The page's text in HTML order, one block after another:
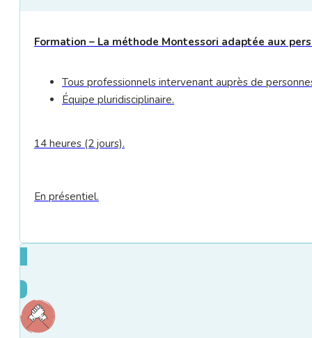
Formation – La méthode Montessori adaptée aux
Tous professionnels intervenant auprès de
Équipe pluridisciplinaire.
14 heures (2 jours).
En présentiel.